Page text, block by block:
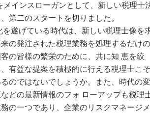
メインスローガンとして、新しい税理士
第二のスタートを切りました。
を遂げている時代は、新しい税理士像を
の発注された税理業務を処理するだけの
の皆様の繁栄のために、共に知 恵を絞
有益な提案を積極的に行える税理士こそ
のではないでしょうか。また、時代の変
どの最新情報のフォ ローアップも税理
の一つであり、企業のリスクマネージメ